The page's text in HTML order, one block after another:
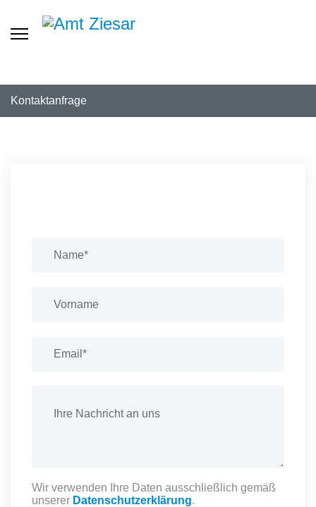
Kontaktanfrage
Wir verwenden Ihre Daten ausschließlich gemäß
unserer Datenschutzerklärung.